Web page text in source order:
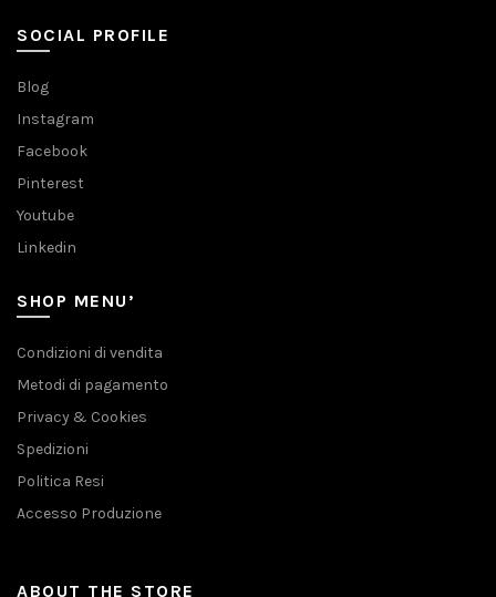
SOCIAL PROFILE
Blog
Instagram
Facebook
Pinterest
Youtube
Linkedin
SHOP MENU’
Condizioni di vendita
Metodi di pagamento
Privacy & Cookies
Spedizioni
Politica Resi
Accesso Produzione
ABOUT THE STORE